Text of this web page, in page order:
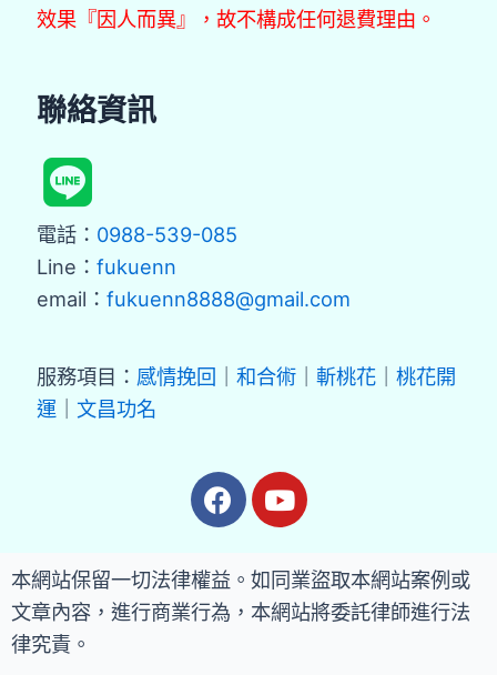
效果『因人而異』，故不構成任何退費理由。
聯絡資訊
電話： 0988-539-085
Line： fukuenn
email： fukuenn8888@gmail.com
服務項目： 感情挽回 和合術 斬桃花
桃花開
運
文昌功名
本網站保留一切法律權益。如同業盜取本網站案例或
文章內容，進行商業行為，本網站將委託律師進行法
律究責。